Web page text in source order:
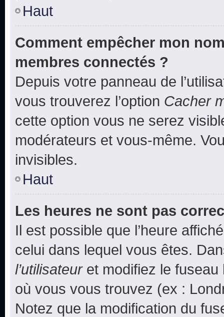
Haut
Comment empêcher mon
membres connectés ?
Depuis votre panneau de
vous trouverez l’option Cacher
cette option vous ne serez
modérateurs et vous-même.
invisibles.
Haut
Les heures ne sont pas
Il est possible que l’heure
celui dans lequel vous êtes.
l’utilisateuret modifiez le fuseau
où vous vous trouvez (ex :
Notez que la modification du